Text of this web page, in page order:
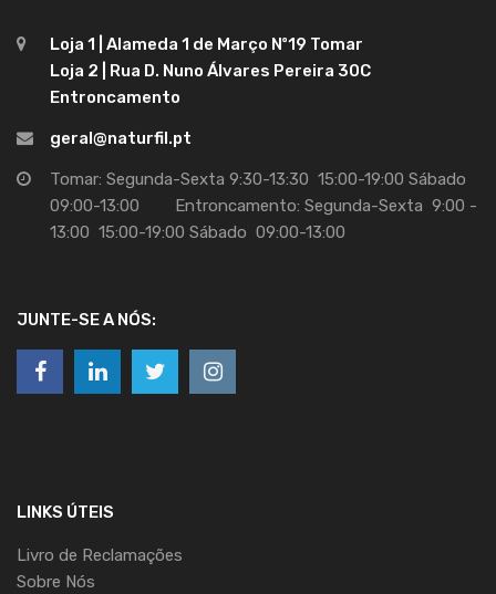
Loja 1 | Alameda 1 de Março Nº19 Tomar
Loja 2 | Rua D. Nuno Álvares Pereira 30C
Entroncamento
geral@naturfil.pt
Tomar: Segunda-Sexta 9:30-13:30 15:00-19:00 Sábado
09:00-13:00 Entroncamento: Segunda-Sexta 9:00 -
13:00 15:00-19:00 Sábado 09:00-13:00
JUNTE-SE A NÓS:
LINKS ÚTEIS
Livro de Reclamações
Sobre Nós